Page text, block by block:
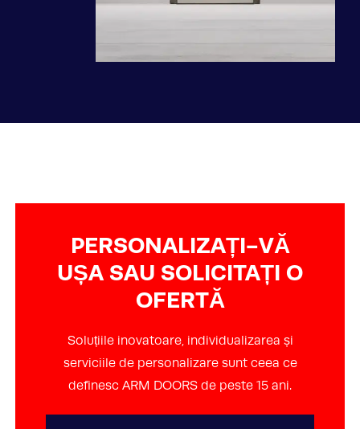
PERSONALIZAȚI-VĂ
UȘA SAU SOLICITAȚI O
OFERTĂ
Soluțiile inovatoare, individualizarea și
serviciile de personalizare sunt ceea ce
definesc ARM DOORS de peste 15 ani.